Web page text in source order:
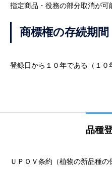
指定商品・役務の部分取消が可
商標権の存続期間
登録日から１０年である（１０
品種
ＵＰＯＶ条約（植物の新品種